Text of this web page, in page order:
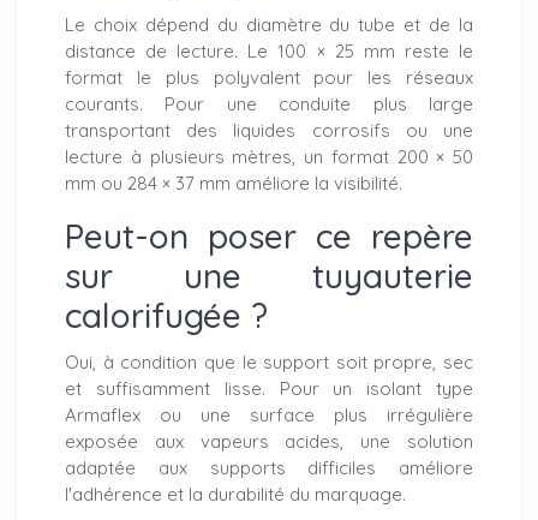
Le choix dépend du diamètre du tube et de la
distance de lecture. Le 100 × 25 mm reste le
format le plus polyvalent pour les réseaux
courants. Pour une conduite plus large
transportant des liquides corrosifs ou une
lecture à plusieurs mètres, un format 200 × 50
mm ou 284 × 37 mm améliore la visibilité.
Peut-on poser ce repère
sur une tuyauterie
calorifugée ?
Oui, à condition que le support soit propre, sec
et suffisamment lisse. Pour un isolant type
Armaflex ou une surface plus irrégulière
exposée aux vapeurs acides, une solution
adaptée aux supports difficiles améliore
l'adhérence et la durabilité du marquage.